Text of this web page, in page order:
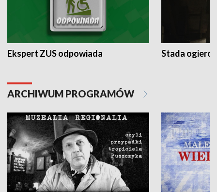
Ekspert ZUS odpowiada Stada
ARCHIWUM PROGRAMÓW